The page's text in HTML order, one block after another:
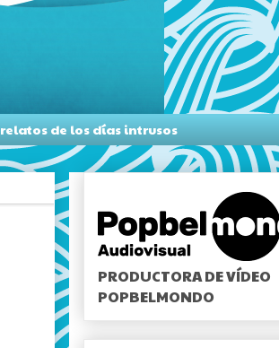
relatos de los días intrusos
PRODUCTORA DE VÍDEO
POPBELMONDO